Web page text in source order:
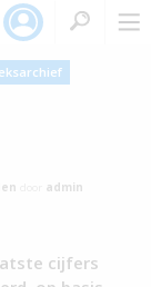
admin
cijfers